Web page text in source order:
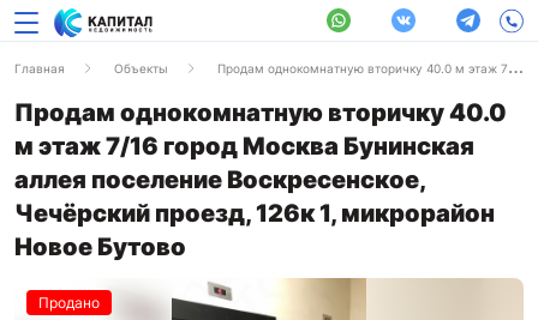
Главная Объекты Продам однокомнатную вторичку 40.0 м этаж 7/16 город Москва Бунинская аллея поселение Воскресенское, Чечёрский проезд, 126к 1, микрорайон Новое Бутово
Продам однокомнатную вторичку 40.0
м этаж 7/16 город Москва Бунинская
аллея поселение Воскресенское,
Чечёрский проезд, 126к 1, микрорайон
Новое Бутово
Продано